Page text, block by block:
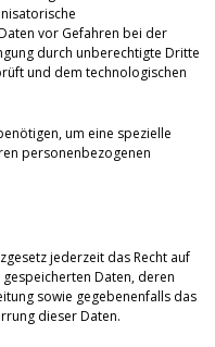
vor Gefahren bei der
durch unberechtigte Dritte
und dem technologischen
um eine spezielle
personenbezogenen
jederzeit das Recht auf
Daten, deren
sowie gegebenenfalls das
dieser Daten.